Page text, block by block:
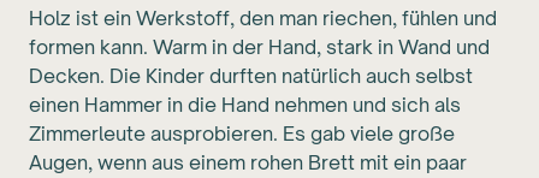
Holz ist ein Werkstoff, den man riechen, fühlen und
formen kann. Warm in der Hand, stark in Wand und
Decken. Die Kinder durften natürlich auch selbst
einen Hammer in die Hand nehmen und sich als
Zimmerleute ausprobieren. Es gab viele große
Augen, wenn aus einem rohen Brett mit ein paar